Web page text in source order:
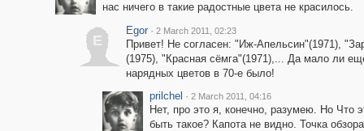
нас ничего в такие радостные цвета не красилось.
E
Egor · 2 March 2011, 02:23
Привет! Не согласен: "Иж-Апельсин"(1971),
(1975), "Красная сёмга"(1971),... Да мало ли
нарядных цветов в 70-е было!
prilchel · 2 March 2011, 04:16
Нет, про это я, конечно, разумею. Но Что
быть такое? Капота не видно. Точка